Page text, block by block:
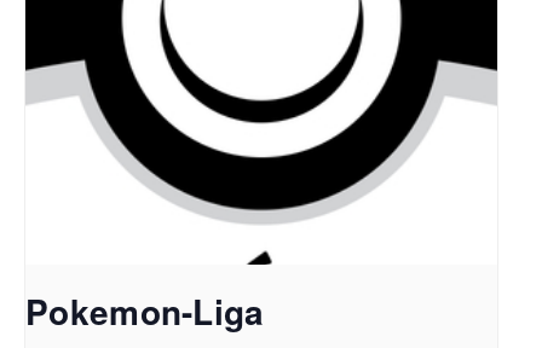
Pokemon-Liga